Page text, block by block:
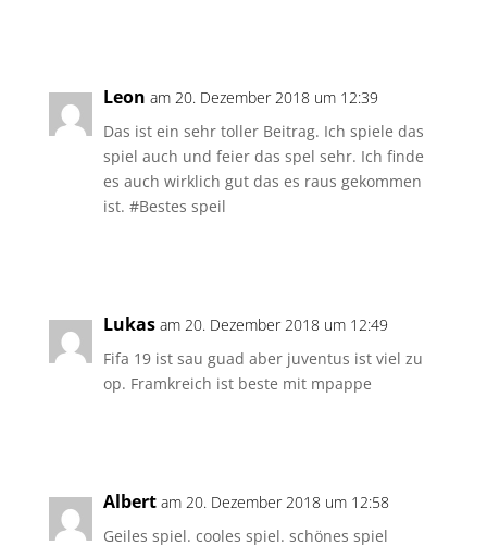
Leon am 20. Dezember 2018 um 12:39
Das ist ein sehr toller Beitrag. Ich spiele das
spiel auch und feier das spel sehr. Ich finde
es auch wirklich gut das es raus gekommen
ist. #Bestes speil
Lukas am 20. Dezember 2018 um 12:49
Fifa 19 ist sau guad aber juventus ist viel zu
op. Framkreich ist beste mit mpappe
Albert am 20. Dezember 2018 um 12:58
Geiles spiel. cooles spiel. schönes spiel